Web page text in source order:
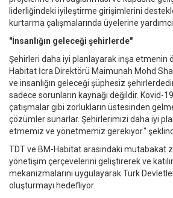
liderliğindeki iyileştirme girişimlerini
kurtarma çalışmalarında üyelerine
"İnsanlığın geleceği şehirlerde"
Şehirleri daha iyi planlayarak inşa etmenin
Habitat İcra Direktörü Maimunah Mohd
ve insanlığın geleceği şüphesiz
sadece sorunların kaynağı değildir. Kovid-
çatışmalar gibi zorlukların üstesinden
çözümler sunarlar. Şehirlerimizi daha iyi
etmemiz ve yönetmemiz gerekiyor."
TDT ve BM-Habitat arasındaki mutabakat
yönetişim çerçevelerini geliştirerek ve
mekanizmalarını uygulayarak Türk
oluşturmayı hedefliyor.